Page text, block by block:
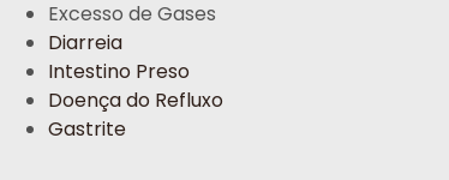
Excesso de Gases
Diarreia
Intestino Preso
Doença do Refluxo
Gastrite